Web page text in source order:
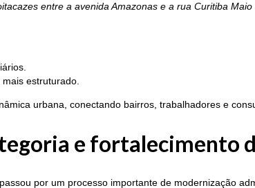
entre a avenida Amazonas e a rua Curitiba
estruturado.
urbana, conectando bairros, trabalhadores e
e fortalecimento
por um processo importante de modernização